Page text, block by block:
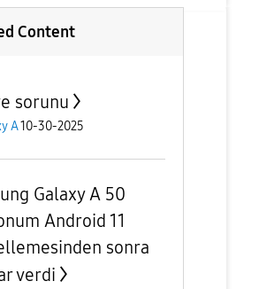
Content
sorunu
A10-30-2025
Galaxy A 50
Android 11
sonra
verdi